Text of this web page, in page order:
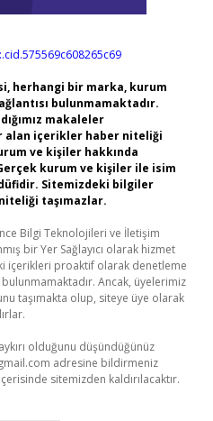
herhangi bir marka, kurum
bulunmamaktadır.
makaleler
alan içerikler haber niteliği
ve kişiler hakkında
kurum ve kişiler ile isim
Sitemizdeki bilgiler
taşımazlar.
Bilgi Teknolojileri ve İletişim
bir Yer Sağlayıcı olarak hizmet
içerikleri proaktif olarak denetleme
Ancak, üyelerimiz
taşımakta olup, siteye üye olarak
olduğunu düşündüğünüz
adresine bildirmeniz
sitemizden kaldırılacaktır.